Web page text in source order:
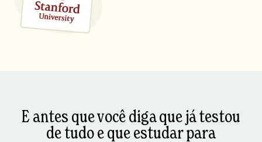
E antes que você diga que já testou
de tudo e que estudar para